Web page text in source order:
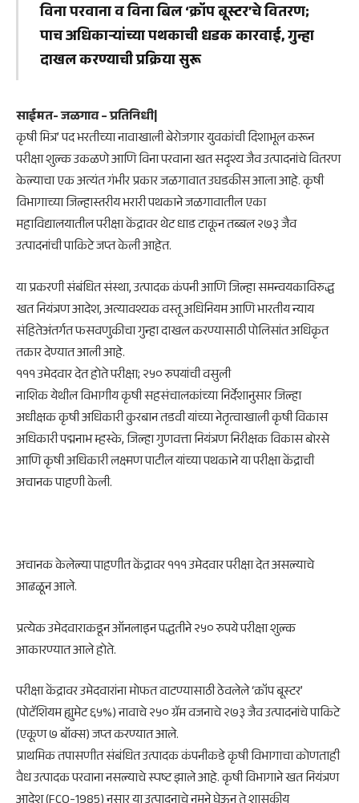
विना परवाना व विना बिल ‘क्रॉप बूस्टर’चे वितरण;
पाच अधिकाऱ्यांच्या पथकाची धडक कारवाई, गुन्हा
दाखल करण्याची प्रक्रिया सुरू
साईमत- जळगाव – प्रतिनिधी|
कृषी मित्र’ पद भरतीच्या नावाखाली बेरोजगार युवकांची दिशाभूल करून
परीक्षा शुल्क उकळणे आणि विना परवाना खत सदृश्य जैव उत्पादनांचे वितरण
केल्याचा एक अत्यंत गंभीर प्रकार जळगावात उघडकीस आला आहे. कृषी
विभागाच्या जिल्हास्तरीय भरारी पथकाने जळगावातील एका
महाविद्यालयातील परीक्षा केंद्रावर थेट धाड टाकून तब्बल २७३ जैव
उत्पादनांची पाकिटे जप्त केली आहेत.
या प्रकरणी संबंधित संस्था, उत्पादक कंपनी आणि जिल्हा समन्वयकाविरुद्ध
खत नियंत्रण आदेश, अत्यावश्यक वस्तू अधिनियम आणि भारतीय न्याय
संहितेअंतर्गत फसवणुकीचा गुन्हा दाखल करण्यासाठी पोलिसांत अधिकृत
तक्रार देण्यात आली आहे.
१११ उमेदवार देत होते परीक्षा; २५० रुपयांची वसुली
नाशिक येथील विभागीय कृषी सहसंचालकांच्या निर्देशानुसार जिल्हा
अधीक्षक कृषी अधिकारी कुरबान तडवी यांच्या नेतृत्वाखाली कृषी विकास
अधिकारी पद्मनाभ म्हस्के, जिल्हा गुणवत्ता नियंत्रण निरीक्षक विकास बोरसे
आणि कृषी अधिकारी लक्ष्मण पाटील यांच्या पथकाने या परीक्षा केंद्राची
अचानक पाहणी केली.
अचानक केलेल्या पाहणीत केंद्रावर १११ उमेदवार परीक्षा देत असल्याचे
आढळून आले.
प्रत्येक उमेदवाराकडून ऑनलाइन पद्धतीने २५० रुपये परीक्षा शुल्क
आकारण्यात आले होते.
परीक्षा केंद्रावर उमेदवारांना मोफत वाटण्यासाठी ठेवलेले ‘क्रॉप बूस्टर’
(पोटॅशियम ह्युमेट ६५%) नावाचे २५० ग्रॅम वजनाचे २७३ जैव उत्पादनांचे पाकिटे
(एकूण ७ बॉक्स) जप्त करण्यात आले.
प्राथमिक तपासणीत संबंधित उत्पादक कंपनीकडे कृषी विभागाचा कोणताही
वैध उत्पादक परवाना नसल्याचे स्पष्ट झाले आहे. कृषी विभागाने खत नियंत्रण